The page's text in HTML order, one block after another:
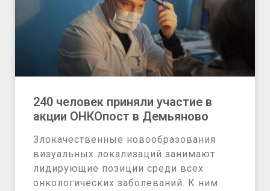
240 человек приняли участие в
акции ОНКОпост в Демьяново
Злокачественные новообразования
визуальных локализаций занимают
лидирующие позиции среди всех
онкологических заболеваний. К ним